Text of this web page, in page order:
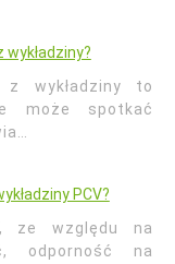
z wykładziny to
może spotkać
PCV?
ze względu na
odporność na